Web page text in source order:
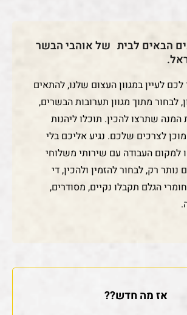
הבאים לבית של אוהבי הבשר
לעיין במגוון העצום שלנו, להתאים
לבחור מתוך מגוון תערובות הבשרים,
שתרצו להכין. תוכלו ליהנות
לצרכים שלכם. נגיע אליכם בלי
למקום העבודה עם שירותי משלוחי
רק, לבחור להזמין ולהכין, די
הגלם תקבלו נקיים, מסודרים,
אז מה חדש??